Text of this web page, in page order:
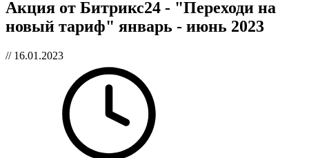
Акция от Битрикс24 - "Переходи на
новый тариф" январь - июнь 2023
// 16.01.2023